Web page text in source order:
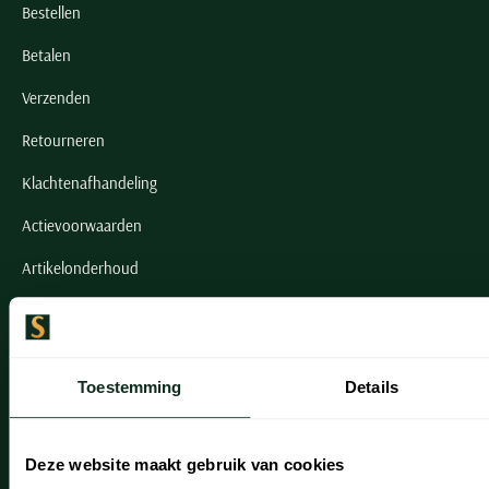
Toestemming Details
Deze website maakt gebruik van cookies
Bestellen
Betalen
Verzenden
Retourneren
Klachtenafhandeling
Actievoorwaarden
Artikelonderhoud
Onze winkels
Onze winkels
Heemstede
Hillegom